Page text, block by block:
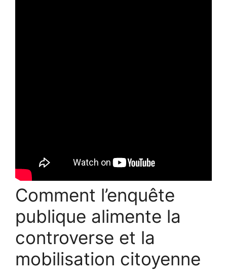
Comment l’enquête
publique alimente la
controverse et la
mobilisation citoyenne